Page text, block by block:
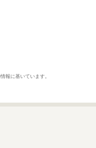
報に基いています。